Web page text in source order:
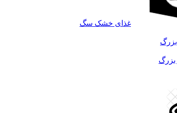
غذای خشک سگ
بزرگ
بزرگ